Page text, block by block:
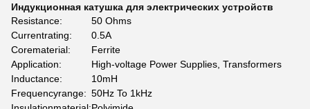
Индукционная катушка для электрических устройств
Resistance:
50 Ohms
Currentrating:
0.5A
Corematerial:
Ferrite
Application:
High-voltage Power Supplies, Transformers
Inductance:
10mH
Frequencyrange: 50Hz To 1kHz